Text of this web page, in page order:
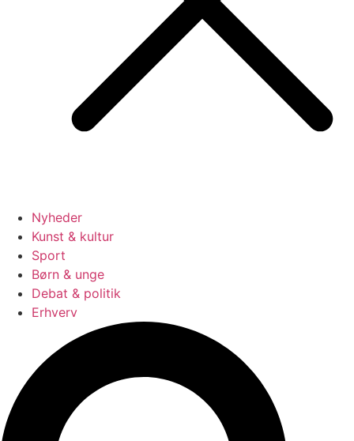
Nyheder
Kunst & kultur
Sport
Børn & unge
Debat & politik
Erhverv